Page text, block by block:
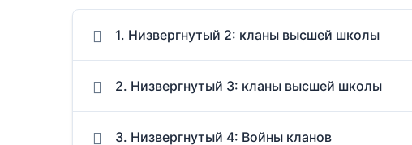
1. Низвергнутый 2: кланы высшей школы
2. Низвергнутый 3: кланы высшей школы
3. Низвергнутый 4: Войны кланов